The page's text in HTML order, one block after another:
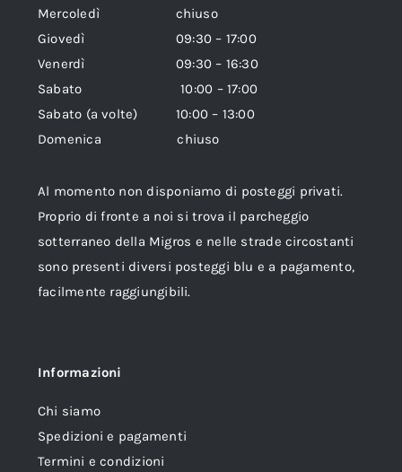
Mercoledì chiuso
Giovedì 09:30 – 17:00
Venerdì 09:30 – 16:30
Sabato 10:00 – 17:00
Sabato (a volte) 10:00 – 13:00
Domenica chiuso
Al momento non disponiamo di posteggi privati.
Proprio di fronte a noi si trova il parcheggio
sotterraneo della Migros e nelle strade circostanti
sono presenti diversi posteggi blu e a pagamento,
facilmente raggiungibili.
Informazioni
Chi siamo
Spedizioni e pagamenti
Termini e condizioni